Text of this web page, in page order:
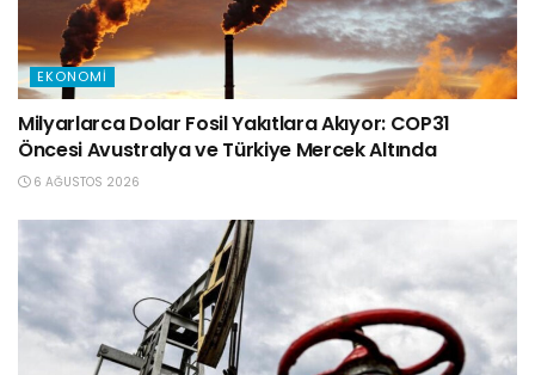
EKONOMI
Milyarlarca Dolar Fosil Yakıtlara Akıyor: COP31
Öncesi Avustralya ve Türkiye Mercek Altında
6 AĞUSTOS 2026